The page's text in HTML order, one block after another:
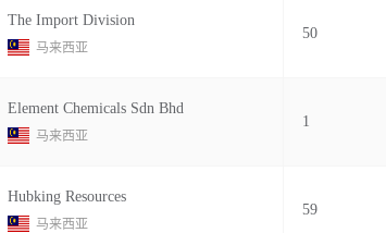
The Import Division
马来西亚
50
Element Chemicals Sdn Bhd
马来西亚
1
Hubking Resources
马来西亚
59